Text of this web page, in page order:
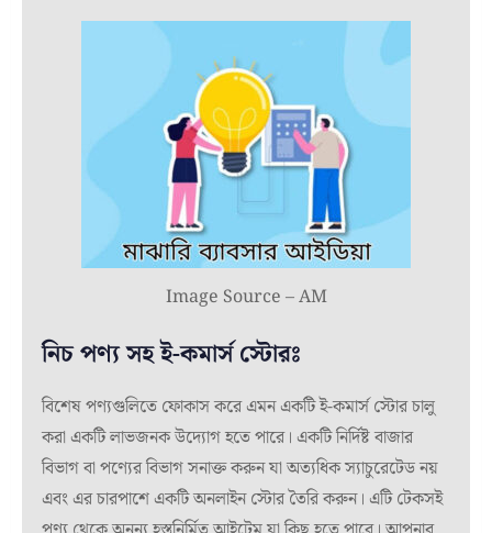
Image Source – AM
নিচ পণ্য সহ ই-কমার্স স্টোরঃ
বিশেষ পণ্যগুলিতে ফোকাস করে এমন একটি ই-কমার্স স্টোর চালু
করা একটি লাভজনক উদ্যোগ হতে পারে। একটি নির্দিষ্ট বাজার
বিভাগ বা পণ্যের বিভাগ সনাক্ত করুন যা অত্যধিক স্যাচুরেটেড নয়
এবং এর চারপাশে একটি অনলাইন স্টোর তৈরি করুন। এটি টেকসই